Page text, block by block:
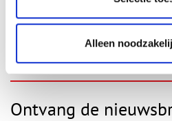
Alleen
Publicatiedatum: 06/11/2011
Ontvang de